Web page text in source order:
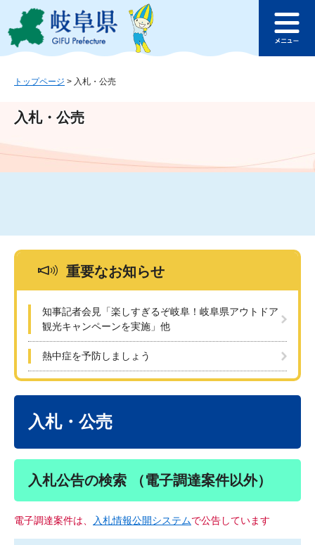
ジ
ュ
文
このページの本文へ
ュ
トップページ > 入札・公売
入札・公売
重要なお知らせ
知事記者会見「楽しすぎるぞ岐阜！岐阜県アウトドア
観光キャンペーンを実施」他
熱中症を予防しましょう
入札・公売
入札公告の検索 （電子調達案件以外）
電子調達案件は、 入札情報公開システムで公告しています